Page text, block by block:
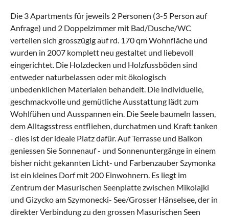
Die 3 Apartments für jeweils 2 Personen (3-5 Person auf
Anfrage) und 2 Doppelzimmer mit Bad/Dusche/WC
verteilen sich grosszügig auf rd. 170 qm Wohnfläche und
wurden in 2007 komplett neu gestaltet und liebevoll
eingerichtet. Die Holzdecken und Holzfussböden sind
entweder naturbelassen oder mit ökologisch
unbedenklichen Materialen behandelt. Die individuelle,
geschmackvolle und gemütliche Ausstattung lädt zum
Wohlfühen und Ausspannen ein. Die Seele baumeln lassen,
dem Alltagsstress entfliehen, durchatmen und Kraft tanken
- dies ist der ideale Platz dafür. Auf Terrasse und Balkon
geniessen Sie Sonnenauf - und Sonnenuntergänge in einem
bisher nicht gekannten Licht- und Farbenzauber Szymonka
ist ein kleines Dorf mit 200 Einwohnern. Es liegt im
Zentrum der Masurischen Seenplatte zwischen Mikolajki
und Gizycko am Szymonecki- See/Grosser Hänselsee, der in
direkter Verbindung zu den grossen Masurischen Seen